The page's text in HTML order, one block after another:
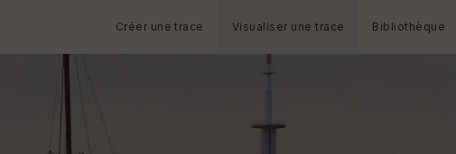
Créer une trace Visualiser une trace Bibliothèque